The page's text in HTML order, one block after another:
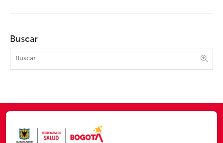
Buscar